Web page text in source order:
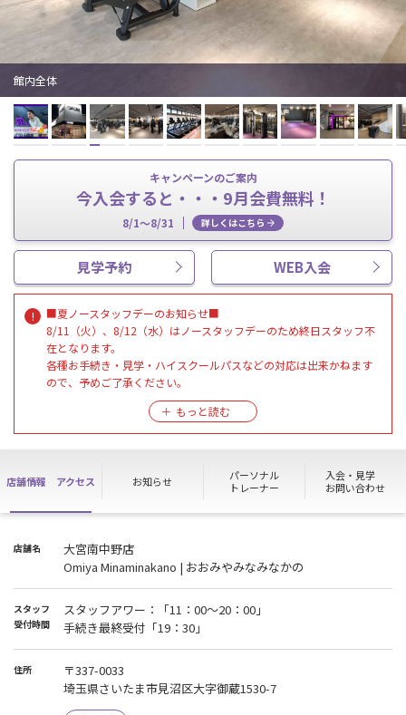
館内全体
キャンペーンのご案内
今入会すると・・・9月会費無料！
8/1～8/31 詳しくはこちら
見学予約 WEB入会
■夏ノースタッフデーのお知らせ■
8/11（火）、8/12（水）はノースタッフデーのため終日スタッフ不
在となります。
各種お手続き・見学・ハイスクールパスなどの対応は出来かねます
ので、予めご了承ください。
施設のご利用は通常通り24時間可能となります。
また、見学・各種お手続きは8/13（木）11：00より受付いたしま
ご不便をおかけいたしますがご理解とご協力の程よろしくお願いい
たします。
■壁修理のためマシン利用停止■
垂直スミス、Tバーローが使用停止
ご不便をおかけいたしますがご理解とご協力の程よろしくお願いい
たします。
方はWEB入会せずにご来館し手続きをおこなってください。
店舗情報 アクセス お知らせ
パーソナル
トレーナー
入会・見学
お問い合わせ
店舗名
大宮南中野店
Omiya Minaminakano | おおみやみなみなかの
スタッフ
受付時間
スタッフアワー：「11：00～20：00」
手続き最終受付「19：30」
住所
〒337-0033
埼玉県さいたま市見沼区大字御蔵1530-7